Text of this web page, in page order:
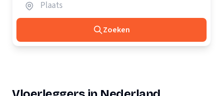
Zoeken